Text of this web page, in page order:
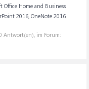
Home and Business
2016, OneNote 2016
Antwort(en), im Forum: